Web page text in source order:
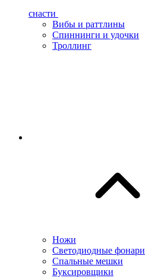
снасти
Вибы и раттлины
Спиннинги и удочки
Троллинг
Ножи
Светодиодные фонари
Спальные мешки
Буксировщики